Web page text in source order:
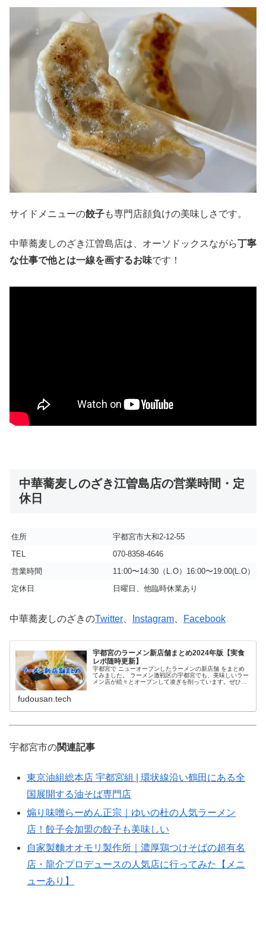
サイドメニューの餃子も専門店顔負けの美味しさです。
中華蕎麦しのざき江曽島店は、オーソドックスながら丁寧
な仕事で他とは一線を画するお味です！
中華蕎麦しのざき江曽島店の営業時間・定
休日
住所
宇都宮市大和2-12-55
TEL
070-8358-4646
営業時間
11:00〜14:30（L.O）16:00〜19:00(L.O）
定休日
日曜日、他臨時休業あり
中華蕎麦しのざきのTwitter Instagram Facebook
宇都宮のラーメン新店舗まとめ2024年版【実食
レポ随時更新】
宇都宮で ニューオープンしたラーメンの新店舗 をまとめ
てみました。 ラーメン激戦区の宇都宮でも、美味しいラー
メン店が続々とオープンして凌ぎを削っています。ぜひチ
fudousan.tech
宇都宮市の関連記事
東京油組総本店 宇都宮組 | 環状線沿い鶴田にある全
国展開する油そば専門店
煽り味噌らーめん正宗｜ゆいの杜の人気ラーメン
店！餃子会加盟の餃子も美味しい
自家製麵オオモリ製作所｜濃厚鶏つけそばの超有名
店・龍介プロデュースの人気店に行ってみた【メニ
ューあり】